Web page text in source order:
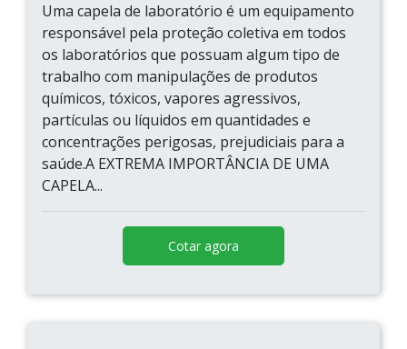
Uma capela de laboratório é um equipamento
responsável pela proteção coletiva em todos
os laboratórios que possuam algum tipo de
trabalho com manipulações de produtos
químicos, tóxicos, vapores agressivos,
partículas ou líquidos em quantidades e
concentrações perigosas, prejudiciais para a
saúde.A EXTREMA IMPORTÂNCIA DE UMA
CAPELA...
Cotar agora